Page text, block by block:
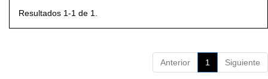
Resultados 1-1 de 1.
Anterior 1 Siguiente